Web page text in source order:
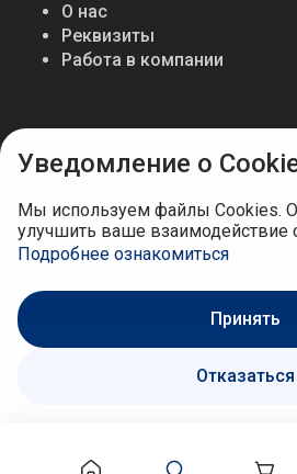
261.60 ₽
В корзину
О нас
Реквизиты
Работа в компании
Мы в соцсетях
Уведомление о
Мы используем файлы Cookies.
улучшить ваше взаимодействие
Подробнее ознакомиться
Принять
Отказаться